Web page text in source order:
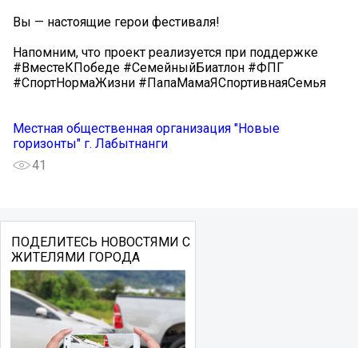
Вы — настоящие герои фестиваля!
Напомним, что проект реализуется при поддержке
#ВместеКПобеде #СемейныйБиатлон #ФПГ
#СпортНормаЖизни #ПапаМамаЯСпортивнаяСемья
Местная общественная организация "Новые
горизонты" г. Лабытнанги
41
ПОДЕЛИТЕСЬ НОВОСТЯМИ С
ЖИТЕЛЯМИ ГОРОДА